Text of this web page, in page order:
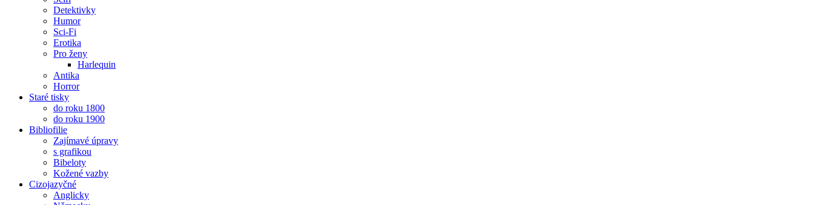
Detektivky
Humor
Sci-Fi
Erotika
Pro ženy
Harlequin
Antika
Horror
Staré tisky
do roku 1800
do roku 1900
Bibliofilie
Zajímavé úpravy
s grafikou
Bibeloty
Kožené vazby
Cizojazyčné
Anglicky